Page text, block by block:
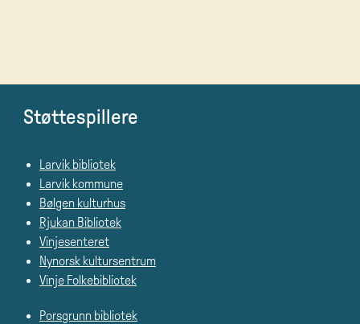
Støttespillere
Larvik bibliotek
Larvik kommune
Bølgen kulturhus
Rjukan Bibliotek
Vinjesenteret
Nynorsk kultursentrum
Vinje Folkebibliotek
Porsgrunn bibliotek